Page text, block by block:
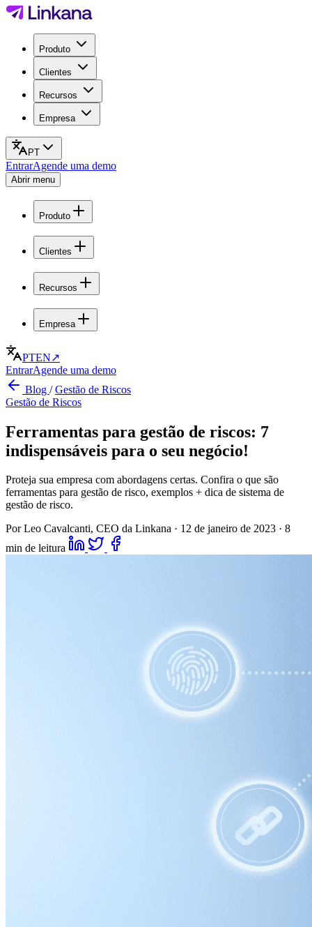
Produto
Clientes
Recursos
Empresa
PT
EntrarAgende uma demo
Abrir menu
Produto
Clientes
Recursos
Empresa
PTEN↗
EntrarAgende uma demo
Blog /Gestão de Riscos
Gestão de Riscos
Ferramentas para gestão de riscos: 7
indispensáveis para o seu negócio!
Proteja sua empresa com abordagens certas. Confira o que são
ferramentas para gestão de risco, exemplos + dica de sistema de
gestão de risco.
Por Leo Cavalcanti, CEO da Linkana · 12 de janeiro de 2023 · 8
min de leitura